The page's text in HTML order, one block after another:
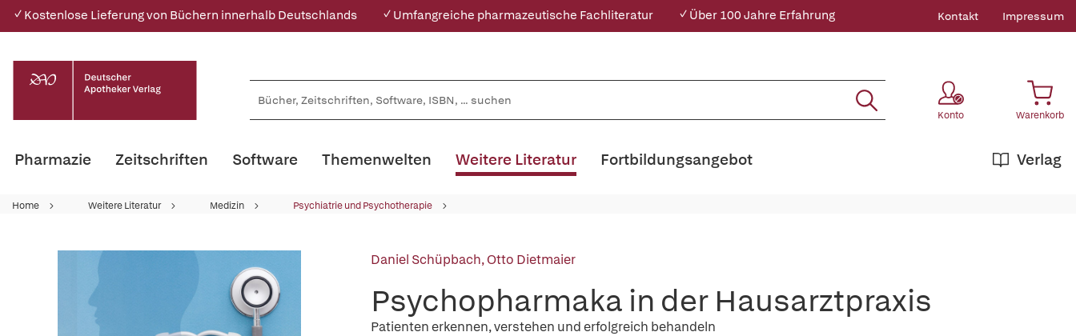
✓ Kostenlose Lieferung von Büchern innerhalb Deutschlands ✓ Umfangreiche pharmazeutische Fachliteratur ✓ Über 100 Jahre Erfahrung Kontakt Impressum
Konto Warenkorb
Pharmazie Zeitschriften Software Themenwelten Weitere Literatur Verlag
Fortbildungsangebot
Home Weitere Literatur Medizin Psychiatrie und Psychotherapie
Daniel Schüpbach,Otto Dietmaier
Psychopharmaka in der Hausarztpraxis
Patienten erkennen, verstehen und erfolgreich behandeln